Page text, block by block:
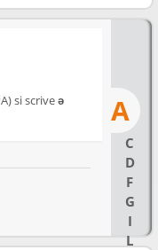
A
C
D
F
G
I
L
si scriveə